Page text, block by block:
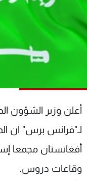
أعلن وزير الشؤون
لـ"فرانس برس" ان
أفغانستان مجمعا
وقاعات دروس.
كأس العالم
جدول البرامج
عن MTV
الإنـتـاج
لاعلاناتكم